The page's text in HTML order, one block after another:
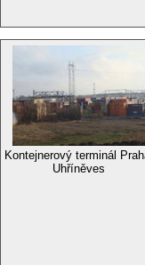
Kontejnerový terminál
Uhříněves